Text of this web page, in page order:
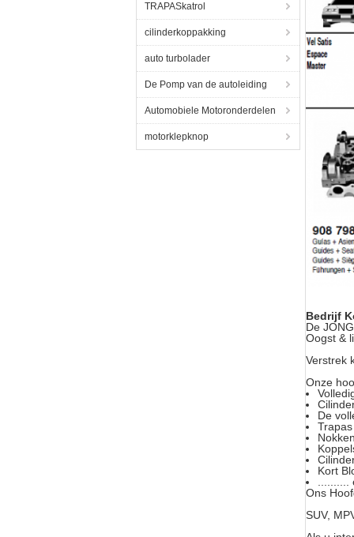
TRAPASkatrol
cilinderkoppakking
auto turbolader
De Pomp van de autoleiding
Automobiele Motoronderdelen
motorklepknop
Bedrijf
De
Oogst &
Verstrek
Onze
De
Trapas
Kort
..........
Ons
SUV,